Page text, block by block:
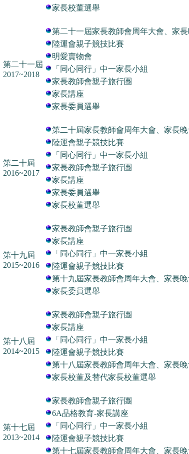
家長校董選舉
第二十一屆
2017~2018
第二十一屆家長教師會周年大會、家
陸運會親子競技比賽
明愛賣物會
「同心同行」中一家長小組
家長教師會親子旅行團
家長講座
家長委員選舉
第二十屆
2016~2017
第二十屆家長教師會周年大會、家長晚
陸運會親子競技比賽
「同心同行」中一家長小組
家長教師會親子旅行團
家長講座
家長委員選舉
家長校董選舉
第十九屆
2015~2016
家長教師會親子旅行團
家長講座
「同心同行」中一家長小組
陸運會親子競技比賽
第十九屆家長教師會周年大會、家長晚
家長委員選舉
第十八屆
2014~2015
家長教師會親子旅行團
家長講座
「同心同行」中一家長小組
陸運會親子競技比賽
第十八屆家長教師會周年大會、家長晚
家長校董及替代家長校董選舉
第十七屆
2013~2014
家長教師會親子旅行團
6A品格教育-家長講座
「同心同行」中一家長小組
陸運會親子競技比賽
第十七屆家長教師會周年大會、家長晚